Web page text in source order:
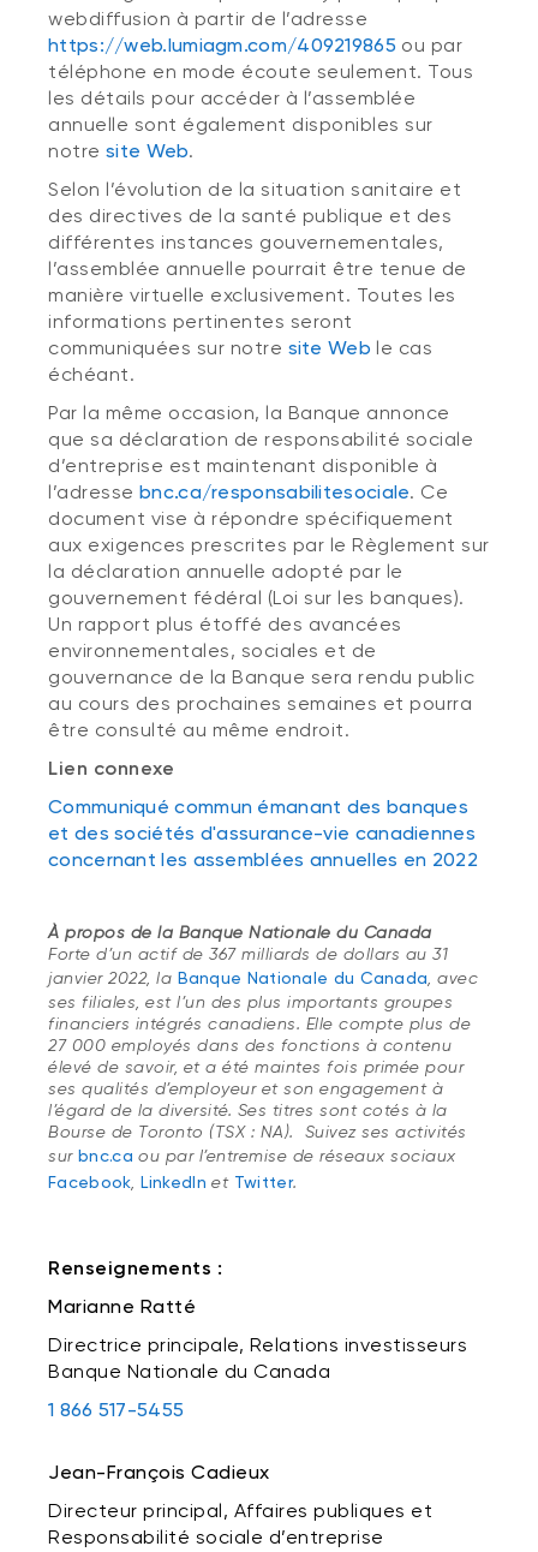
webdiffusion à partir de l’adresse
https://web.lumiagm.com/409219865 ou par
téléphone en mode écoute seulement. Tous
les détails pour accéder à l’assemblée
annuelle sont également disponibles sur
notre site Web.
Selon l’évolution de la situation sanitaire et
des directives de la santé publique et des
différentes instances gouvernementales,
l’assemblée annuelle pourrait être tenue de
manière virtuelle exclusivement. Toutes les
informations pertinentes seront
communiquées sur notre site Web le cas
échéant.
Par la même occasion, la Banque annonce
que sa déclaration de responsabilité sociale
d’entreprise est maintenant disponible à
l’adresse bnc.ca/responsabilitesociale. Ce
document vise à répondre spécifiquement
aux exigences prescrites par le Règlement sur
la déclaration annuelle adopté par le
gouvernement fédéral (Loi sur les banques).
Un rapport plus étoffé des avancées
environnementales, sociales et de
gouvernance de la Banque sera rendu public
au cours des prochaines semaines et pourra
être consulté au même endroit.
Lien connexe
Communiqué commun émanant des banques
et des sociétés d'assurance-vie canadiennes
concernant les assemblées annuelles en 2022
À propos de la Banque Nationale du Canada
Forte d’un actif de 367 milliards de dollars au 31
janvier 2022, la Banque Nationale du Canada , avec
ses filiales, est l’un des plus importants groupes
financiers intégrés canadiens. Elle compte plus de
27 000 employés dans des fonctions à contenu
élevé de savoir, et a été maintes fois primée pour
ses qualités d’employeur et son engagement à
l’égard de la diversité. Ses titres sont cotés à la
Bourse de Toronto (TSX : NA). Suivez ses activités
sur bnc.ca ou par l’entremise de réseaux sociaux
Facebook ,LinkedIn et Twitter.
Renseignements :
Marianne Ratté
Directrice principale, Relations investisseurs
Banque Nationale du Canada
1 866 517-5455
Jean-François Cadieux
Directeur principal, Affaires publiques et
Responsabilité sociale d’entreprise